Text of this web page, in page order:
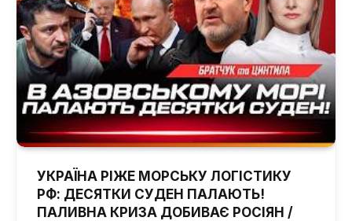
УКРАЇНА РІЖЕ МОРСЬКУ ЛОГІСТИКУ
РФ: ДЕСЯТКИ СУДЕН ПАЛАЮТЬ!
ПАЛИВНА КРИЗА ДОБИВАЄ РОСІЯН /